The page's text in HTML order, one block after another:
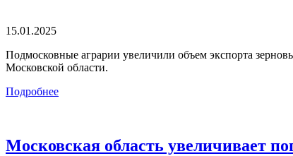
15.01.2025
Подмосковные аграрии увеличили объем экспорта
Московской области.
Подробнее
Московская область увеличивает